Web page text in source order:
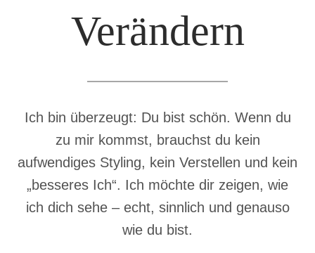
Verändern
Ich bin überzeugt: Du bist schön. Wenn du
zu mir kommst, brauchst du kein
aufwendiges Styling, kein Verstellen und kein
„besseres Ich“. Ich möchte dir zeigen, wie
ich dich sehe – echt, sinnlich und genauso
wie du bist.